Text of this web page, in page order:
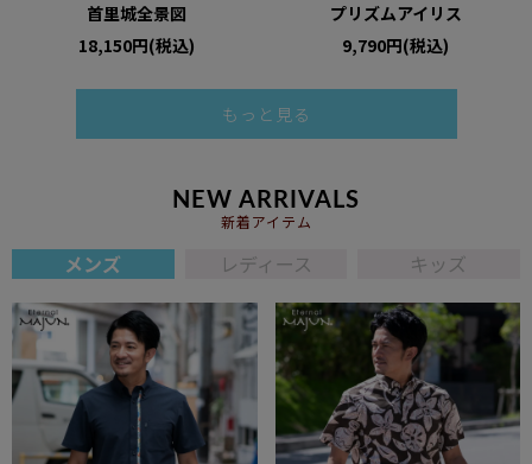
首里城全景図
18,150円(税込)
プリズムアイリス
9,790円(税込)
もっと見る
NEW ARRIVALS
新着アイテム
メンズ レディース キッズ